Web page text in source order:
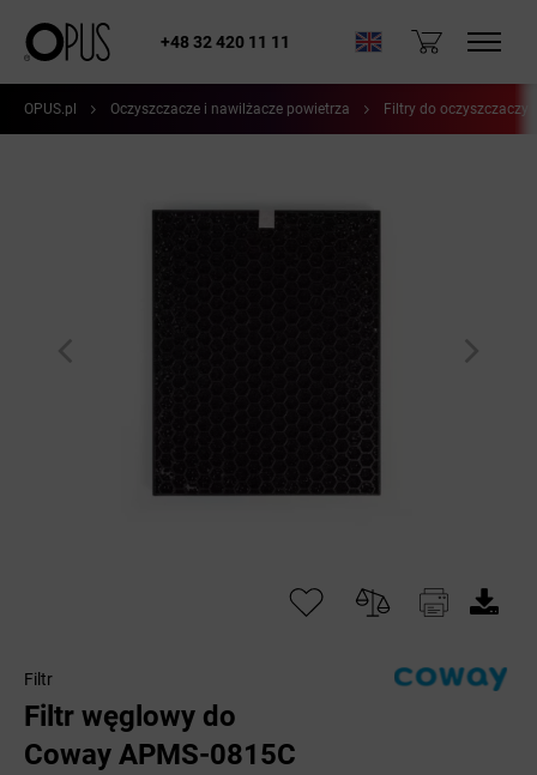
+48 32 420 11 11
OPUS.pl Oczyszczacze i nawilżacze powietrza Filtry do oczyszczaczy
Filtr
Filtr węglowy do
Coway APMS-0815C